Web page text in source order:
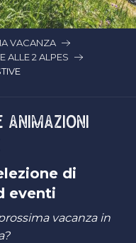
VACANZA
ALLE 2 ALPES
ANIMAZIONI
di
eventi
vacanza in